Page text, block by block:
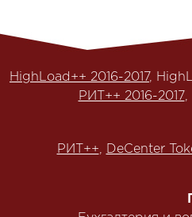
HighLoad++ 2016-2017,
РИТ++ 2016-2017,
РИТ++, DeCenter